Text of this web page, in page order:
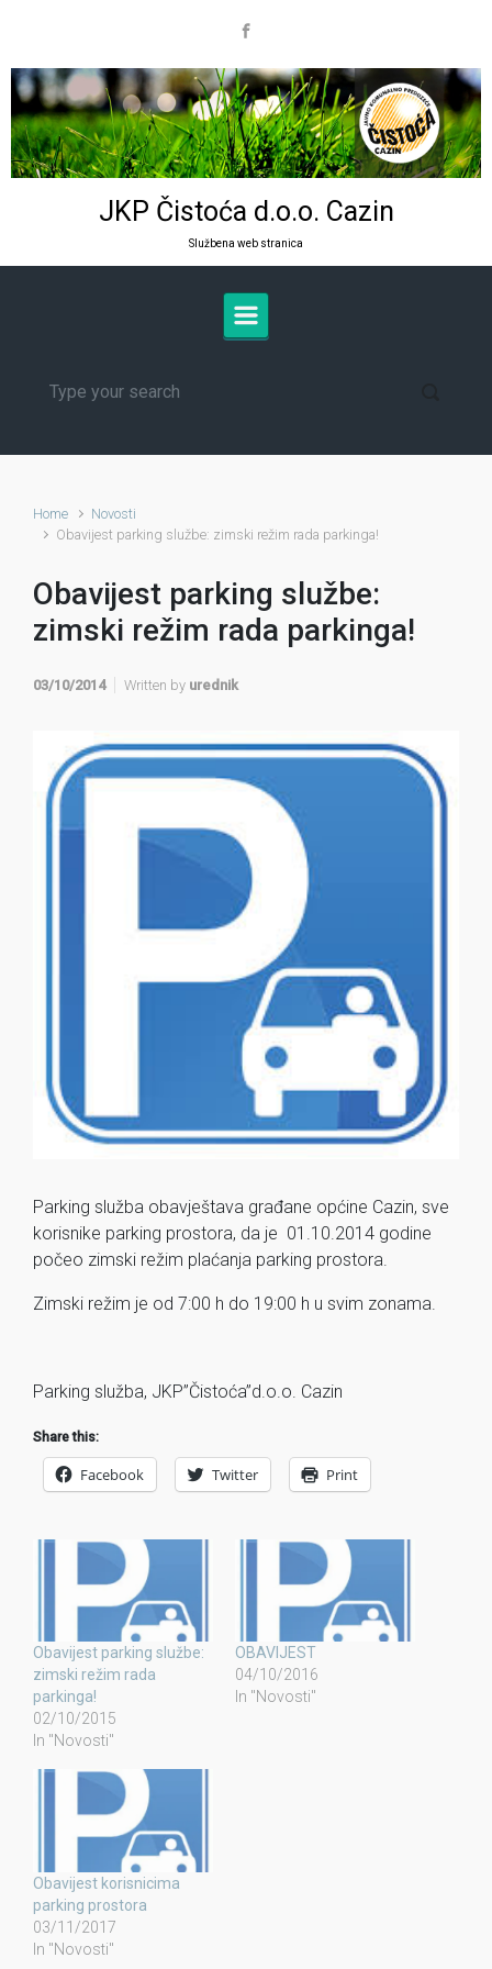
JKP Čistoća d.o.o. Cazin
Službena web stranica
Home
Novosti
Obavijest parking službe: zimski režim rada parkinga!
Obavijest parking službe:
zimski režim rada parkinga!
03/10/2014 Written by urednik
Parking služba obavještava građane općine Cazin, sve
korisnike parking prostora, da je 01.10.2014 godine
počeo zimski režim plaćanja parking prostora.
Zimski režim je od 7:00 h do 19:00 h u svim zonama.
Parking služba, JKP”Čistoća”d.o.o. Cazin
Share this:
Facebook Twitter Print
Obavijest parking službe:
zimski režim rada
parkinga!
02/10/2015
In "Novosti"
OBAVIJEST
04/10/2016
In "Novosti"
Obavijest korisnicima
parking prostora
03/11/2017
In "Novosti"